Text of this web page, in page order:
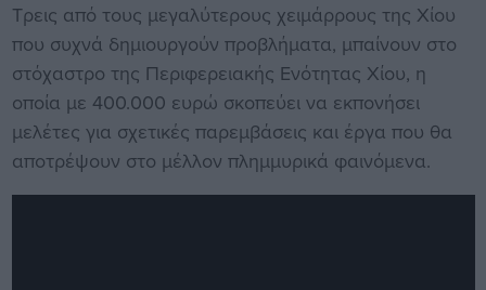
Τρεις από τους μεγαλύτερους χειμάρρους της Χίου
που συχνά δημιουργούν προβλήματα, μπαίνουν στο
στόχαστρο της Περιφερειακής Ενότητας Χίου, η
οποία με 400.000 ευρώ σκοπεύει να εκπονήσει
μελέτες για σχετικές παρεμβάσεις και έργα που θα
αποτρέψουν στο μέλλον πλημμυρικά φαινόμενα.